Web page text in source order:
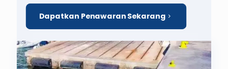
Dapatkan Penawaran Sekarang